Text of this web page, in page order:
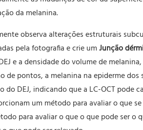
da melanina.
observa alterações estruturais
pela fotografia e crie umJunção
e a densidade do volume de
de pontos, a melanina na epiderme
do DEJ, indicando que a LC-OCT
um método para avaliar o que
para avaliar o que o que pode ser o